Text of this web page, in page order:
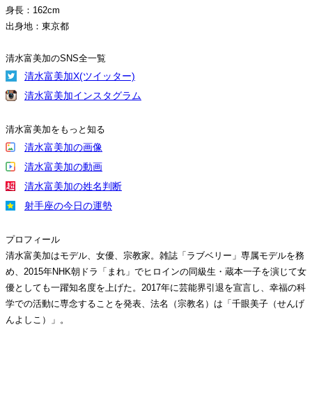
身長：162cm
出身地：東京都
清水富美加のSNS全一覧
清水富美加X(ツイッター)
清水富美加インスタグラム
清水富美加をもっと知る
清水富美加の画像
清水富美加の動画
清水富美加の姓名判断
射手座の今日の運勢
プロフィール
清水富美加はモデル、女優、宗教家。雑誌「ラブベリー」専属モデルを務
め、2015年NHK朝ドラ「まれ」でヒロインの同級生・蔵本一子を演じて女
優としても一躍知名度を上げた。2017年に芸能界引退を宣言し、幸福の科
学での活動に専念することを発表、法名（宗教名）は「千眼美子（せんげ
んよしこ）」。